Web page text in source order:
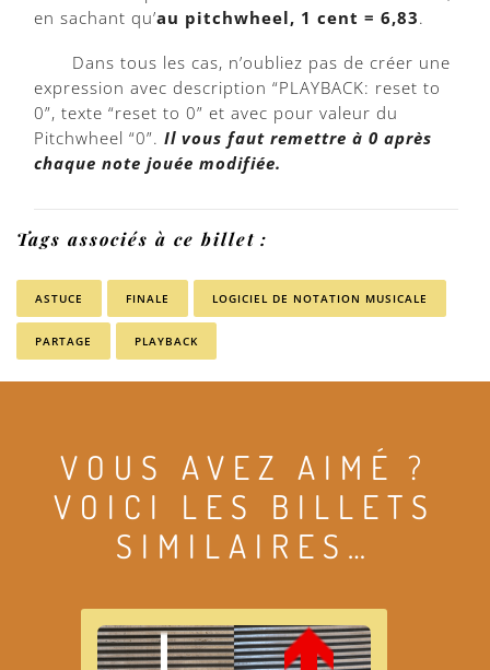
en sachant qu’au pitchwheel, 1 cent = 6,83.
Dans tous les cas, n’oubliez pas de créer une
expression avec description “PLAYBACK: reset to
0”, texte “reset to 0” et avec pour valeur du
Pitchwheel “0”. Il vous faut remettre à 0 après
chaque note jouée modifiée.
Tags associés à ce billet :
ASTUCE FINALE LOGICIEL DE NOTATION MUSICALE
PARTAGE PLAYBACK
VOUS AVEZ AIMÉ ?
VOICI LES BILLETS
SIMILAIRES…